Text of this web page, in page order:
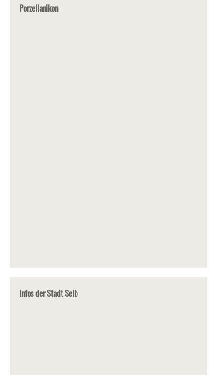
Porzellanikon
Infos der Stadt Selb